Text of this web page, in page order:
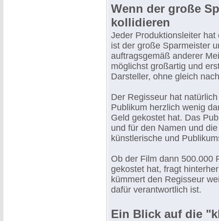
Wenn der große
kollidieren
Jeder Produktionsleiter
ist der große Sparmeister
auftragsgemäß anderer
möglichst großartig und
Darsteller, ohne gleich
Der Regisseur hat
Publikum herzlich wenig
Geld gekostet hat. Das
und für den Namen und
künstlerische und
Ob der Film dann 500.000
gekostet hat, fragt
kümmert den Regisseur
dafür verantwortlich ist.
Ein Blick auf die